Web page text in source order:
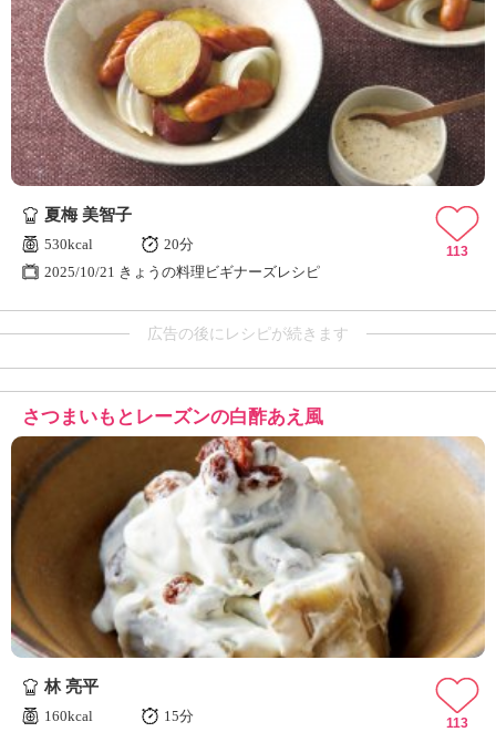
夏梅 美智子
530kcal
20分
2025/10/21 きょうの料理ビギナーズレシピ
113
広告の後にレシピが続きます
さつまいもとレーズンの白酢あえ風
林 亮平
160kcal
15分
113